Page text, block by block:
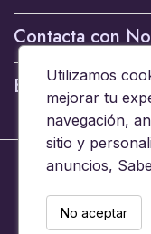
Contacta con
Boletín
© 2024 -
Ermita 6,
Utilizamos
mejorar tu
navegación,
sitio y
anuncios,
No aceptar